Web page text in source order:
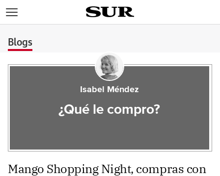
Blogs
Isabel Méndez
¿Qué le compro?
Mango Shopping Night, compras con